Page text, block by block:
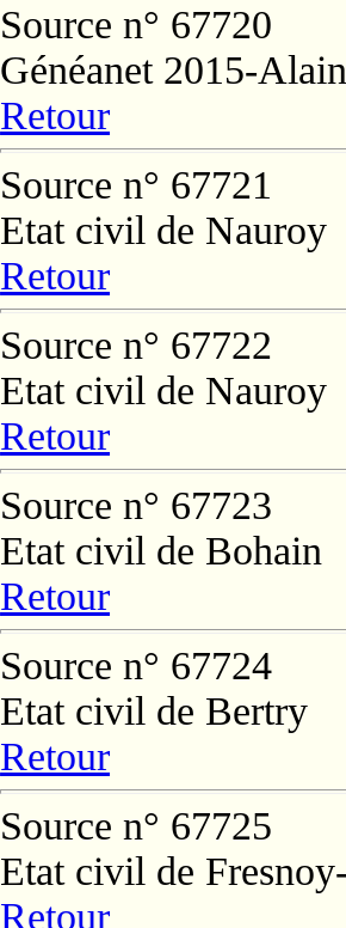
Source n° 67720
Généanet 2015-
Retour
Source n° 67721
Etat civil de Nauroy
Retour
Source n° 67722
Etat civil de Nauroy
Retour
Source n° 67723
Etat civil de Bohain
Retour
Source n° 67724
Etat civil de Bertry
Retour
Source n° 67725
Etat civil de
Retour